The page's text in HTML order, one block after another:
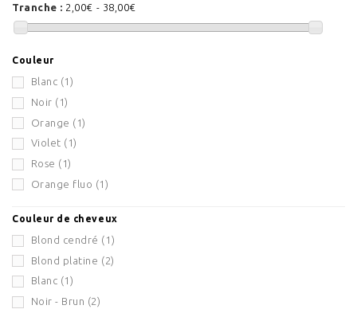
Tranche : 2,00€ - 38,00€
Couleur
Blanc (1)
Noir (1)
Orange (1)
Violet (1)
Rose (1)
Orange fluo (1)
Couleur de cheveux
Blond cendré (1)
Blond platine (2)
Blanc (1)
Noir - Brun (2)